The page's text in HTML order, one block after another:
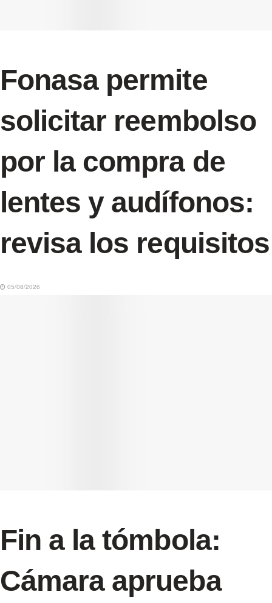
Fonasa permite
solicitar reembolso
por la compra de
lentes y audífonos:
revisa los requisitos
05/08/2026
Fin a la tómbola:
Cámara aprueba